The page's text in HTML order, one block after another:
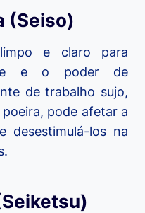
(Seiso)
e claro para
e o poder de
de trabalho sujo,
pode afetar a
desestimulá-los na